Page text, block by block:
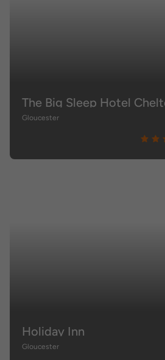
The Big Sleep Hotel
Gloucester
Holiday Inn
Gloucester